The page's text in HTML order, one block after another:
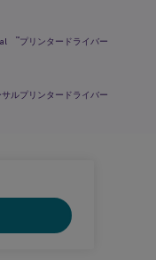
™ プリンタードライバー
ルプリンタードライバー